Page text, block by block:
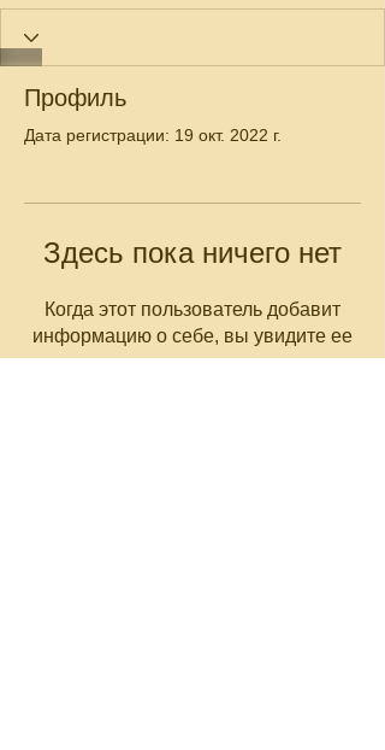
Профиль
Дата регистрации: 19 окт. 2022 г.
Здесь пока ничего нет
Когда этот пользователь добавит
информацию о себе, вы увидите ее
здесь.